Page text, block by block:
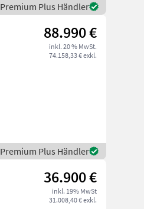
Premium Plus Händler
88.990 €
inkl. 20 % MwSt.
74.158,33 € exkl.
Premium Plus Händler
36.900 €
inkl. 19% MwSt
31.008,40 € exkl.